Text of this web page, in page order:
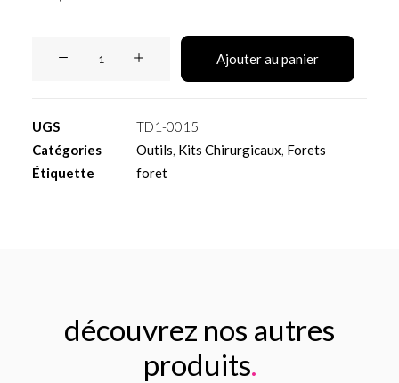
à
Ajouter au panier
UGS
TD1-0015
Catégories
Outils, Kits Chirurgicaux, Forets
Étiquette
foret
découvrez nos autres
produits.